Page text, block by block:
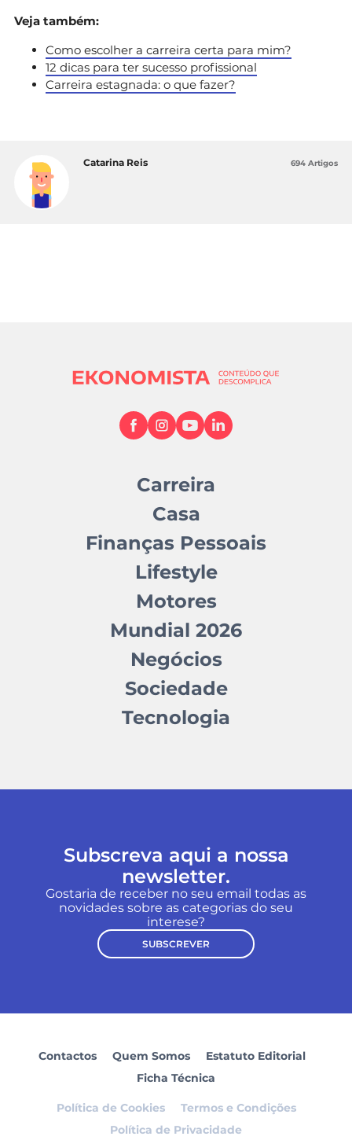
Veja também:
Como escolher a carreira certa para mim?
12 dicas para ter sucesso profissional
Carreira estagnada: o que fazer?
Catarina Reis 694 Artigos
Carreira
Casa
Finanças Pessoais
Lifestyle
Motores
Mundial 2026
Negócios
Sociedade
Tecnologia
Subscreva aqui a nossa
newsletter.
Gostaria de receber no seu email todas as
novidades sobre as categorias do seu
interese?
SUBSCREVER
Contactos Quem Somos
Estatuto Editorial
Ficha Técnica
Política de Cookies
Termos e Condições
Política de Privacidade